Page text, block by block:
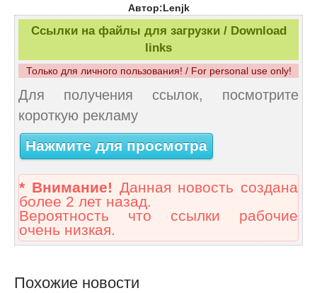
Автор:Lenjk
Ссылки на файлы для загрузки / Download
links
Только для личного пользования! / For personal use only!
Для получения ссылок, посмотрите
короткую рекламу
Нажмите для просмотра
* Внимание! Данная новость создана
более 2 лет назад.
Вероятность что ссылки рабочие
очень низкая.
Похожие новости